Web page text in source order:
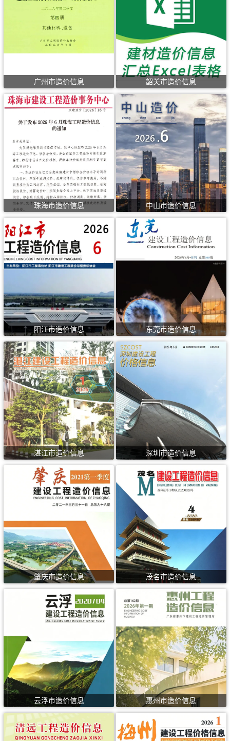
广州市造价信息 韶关市造价信息
珠海市造价信息 中山市造价信息
阳江市造价信息 东莞市造价信息
湛江市造价信息 深圳市造价信息
肇庆市造价信息 茂名市造价信息
云浮市造价信息 惠州市造价信息